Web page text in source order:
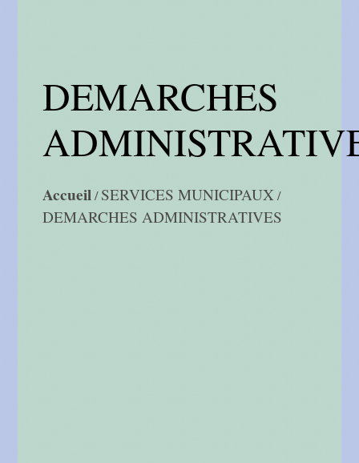
DEMARCHES
Accueil/SERVICES MUNICIPAUX/
DEMARCHES ADMINISTRATIVES